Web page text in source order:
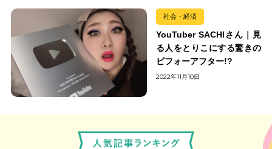
社会・経済
YouTuber SACHIさん｜見
る人をとりこにする驚きの
ビフォーアフター!?
2022年11月10日